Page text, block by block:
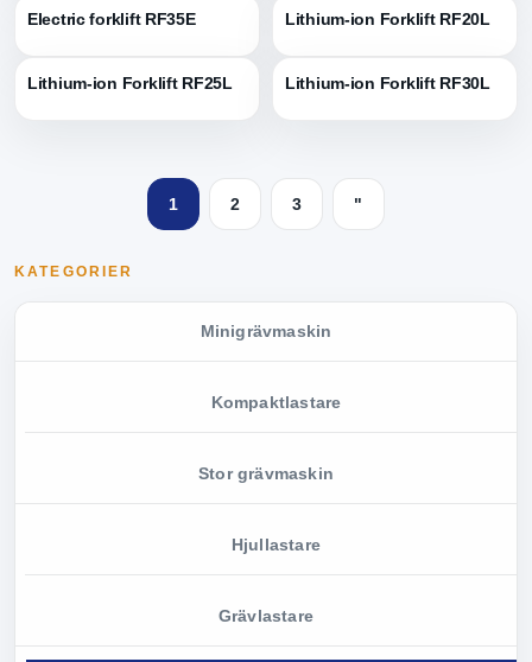
KATEGORIER
Minigrävmaskin
Kompaktlastare
Stor grävmaskin
Hjullastare
Grävlastare
Electric forklift RF35E Lithium-ion Forklift RF20L
Lithium-ion Forklift RF25L Lithium-ion Forklift RF30L
1 2 3 "